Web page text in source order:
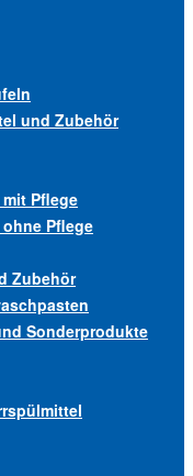
und Zubehör
Pflege
Pflege
Zubehör
Sonderprodukte